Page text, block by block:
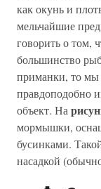
как окунь и
мельчайшие
говорить о том,
большинство
приманки, то мы
правдоподобно
объект. На
мормышки,
бусинками.
насадкой